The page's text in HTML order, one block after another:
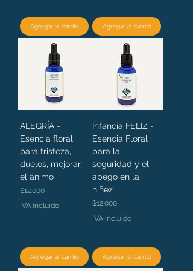
Agregar al carrito Agregar al carrito
ALEGRÍA -
Esencia floral
para tristeza,
duelos, mejorar
el ánimo
Precio
$12.000
IVA incluido
Agregar al carrito
Infancia FELIZ -
Esencia Floral
para la
seguridad y el
apego en la
niñez
Precio
$12.000
IVA incluido
Agregar al carrito